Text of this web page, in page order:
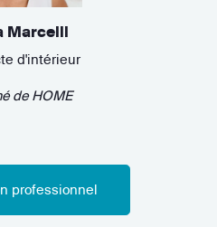
Marcelli
d'intérieur
deHOME
professionnel